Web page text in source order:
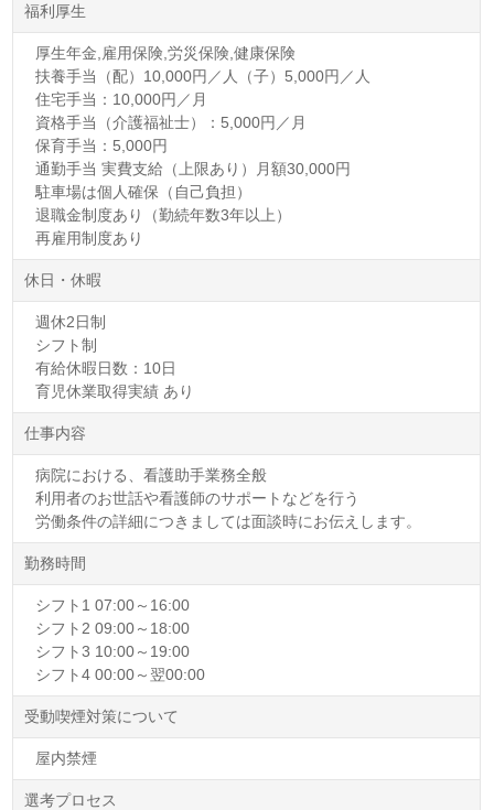
福利厚生
厚生年金,雇用保険,労災保険,健康保険
扶養手当（配）10,000円／人（子）5,000円／人
住宅手当：10,000円／月
資格手当（介護福祉士）：5,000円／月
保育手当：5,000円
通勤手当 実費支給（上限あり）月額30,000円
駐車場は個人確保（自己負担）
退職金制度あり（勤続年数3年以上）
再雇用制度あり
休日・休暇
週休2日制
シフト制
有給休暇日数：10日
育児休業取得実績 あり
仕事内容
病院における、看護助手業務全般
利用者のお世話や看護師のサポートなどを行う
労働条件の詳細につきましては面談時にお伝えします。
勤務時間
シフト1 07:00～16:00
シフト2 09:00～18:00
シフト3 10:00～19:00
シフト4 00:00～翌00:00
受動喫煙対策について
屋内禁煙
選考プロセス